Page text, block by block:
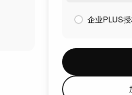
企业PLUS